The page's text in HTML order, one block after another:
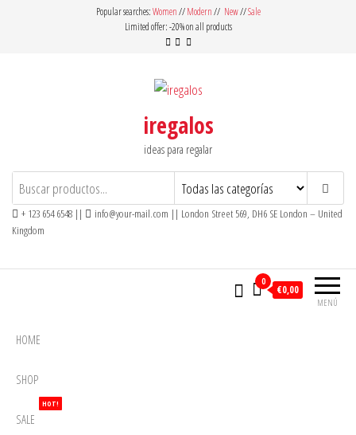
Popular searches:Women//Modern// New//Sale
Limited offer: -20% on all products
iregalos
ideas para regalar
+ 123 654 6548 ||
info@your-mail.com || London Street 569, DH6 SE London – United
Kingdom
MENÚ
0
€0,00
HOME
SHOP
SALE
HOT!